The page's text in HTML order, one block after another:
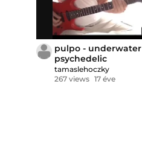
pulpo - underwater
psychedelic
tamaslehoczky
267 views 17 éve